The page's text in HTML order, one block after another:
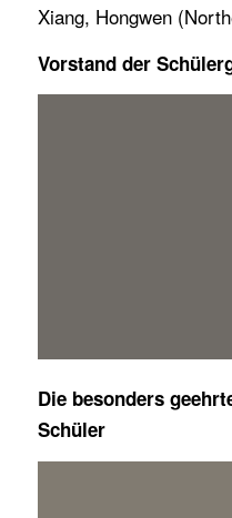
Xiang, Hongwen
Vorstand der
Die besonders
Schüler